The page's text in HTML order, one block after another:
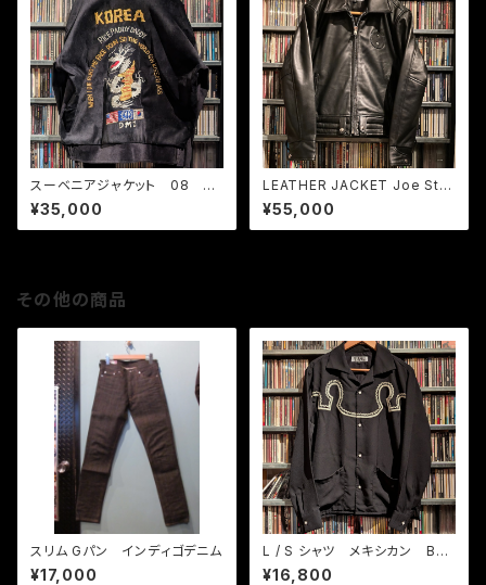
スーベニアジャケット 08 別
珍ブラック
¥35,000
LEATHER JACKET Joe Stru
mmer モデル
¥55,000
その他の商品
スリム Gパン インディゴデニム
¥17,000
L / S シャツ メキシカン BK /
クリーム
¥16,800